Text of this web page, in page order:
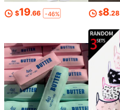
$19.66 -46% $8.28